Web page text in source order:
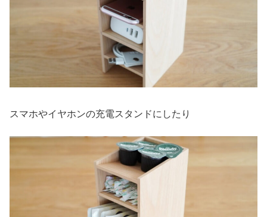
スマホやイヤホンの充電スタンドにしたり